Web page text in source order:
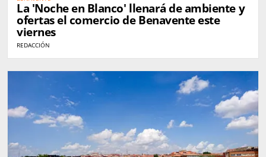
La 'Noche en Blanco' llenará de ambiente y
ofertas el comercio de Benavente este
viernes
REDACCIÓN